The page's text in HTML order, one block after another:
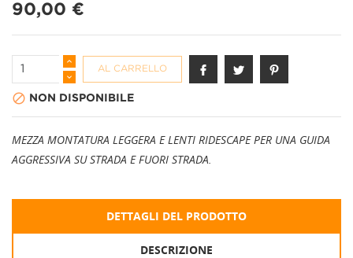
90,00 €
AL CARRELLO
 NON DISPONIBILE
MEZZA MONTATURA LEGGERA E LENTI RIDESCAPE PER UNA GUIDA
AGGRESSIVA SU STRADA E FUORI STRADA.
DETTAGLI DEL PRODOTTO
DESCRIZIONE